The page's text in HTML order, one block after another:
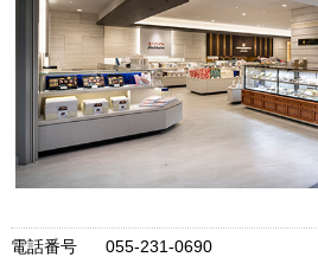
アクセス
電話番号 055-231-0690